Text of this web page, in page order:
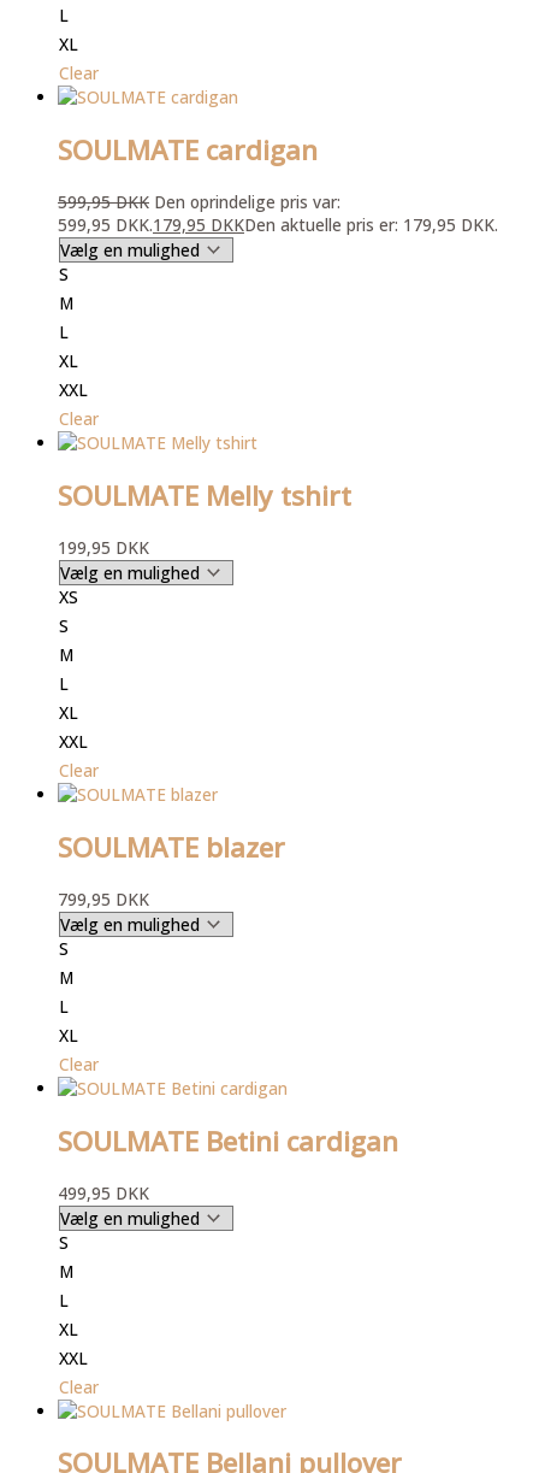
L
XL
Clear
SOULMATE cardigan
599,95DKK Den oprindelige pris var:
599,95 DKK.179,95 DKKDen aktuelle pris er: 179,95 DKK.
S
M
L
XL
XXL
Clear
SOULMATE Melly tshirt
199,95 DKK
XS
S
M
L
XL
XXL
Clear
SOULMATE blazer
799,95 DKK
S
M
L
XL
Clear
SOULMATE Betini cardigan
499,95 DKK
S
M
L
XL
XXL
Clear
SOULMATE Bellani pullover